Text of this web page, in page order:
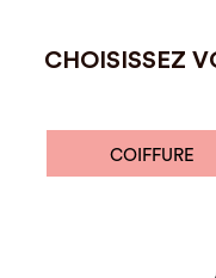
CHOISISSEZ
COIFFURE